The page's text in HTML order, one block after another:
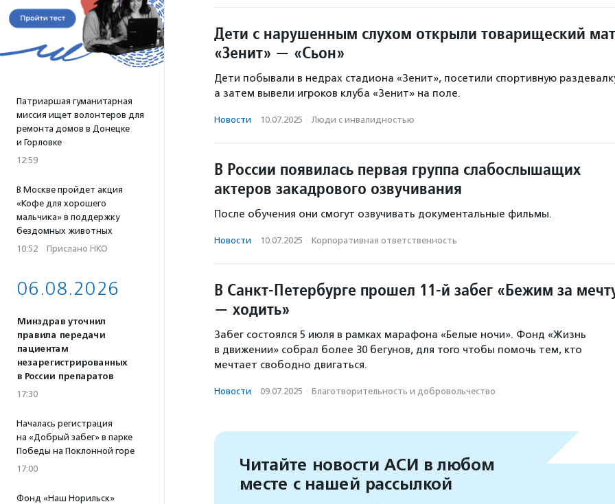
Патриаршая гуманитарная
миссия ищет волонтеров для
ремонта домов в Донецке
и Горловке
12:59
В Москве пройдет акция
«Кофе для хорошего
мальчика» в поддержку
бездомных животных
10:52 · Прислано НКО
06.08.2026
Минздрав уточнил
правила передачи
пациентам
незарегистрированных
в России препаратов
17:30
Началась регистрация
на «Добрый забег» в парке
Победы на Поклонной горе
17:00
Фонд «Наш Норильск»
Дети с нарушенным слухом открыли товарищеский
«Зенит» — «Сьон»
Дети побывали в недрах стадиона «Зенит», посетили спортивную
а затем вывели игроков клуба «Зенит» на поле.
Новости · 10.07.2025 · Люди с инвалидностью
В России появилась первая группа слабослышащих
актеров закадрового озвучивания
После обучения они смогут озвучивать документальные фильмы.
Новости · 10.07.2025 · Корпоративная ответственность
В Санкт-Петербурге прошел 11-й забег «Бежим за
— ходить»
Забег состоялся 5 июля в рамках марафона «Белые ночи». Фонд «Жизнь
в движении» собрал более 30 бегунов, для того чтобы помочь тем, кто
мечтает свободно двигаться.
Новости · 09.07.2025 · Благотвори­тель­ность и доброволь­чест­во
Читайте новости АСИ в любом
месте с нашей рассылкой